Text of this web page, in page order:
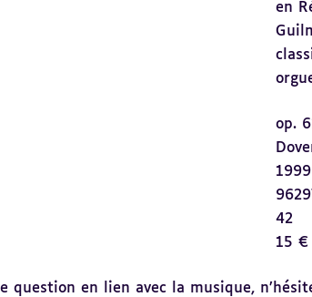
en
op.
1999
42
15 €
en lien avec la musique,